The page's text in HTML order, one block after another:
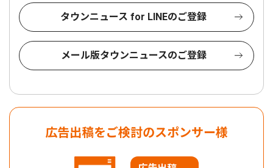
タウンニュース for LINEのご登録
メール版タウンニュースのご登録
広告出稿をご検討のスポンサー様